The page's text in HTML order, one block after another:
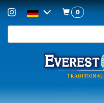
zum
0